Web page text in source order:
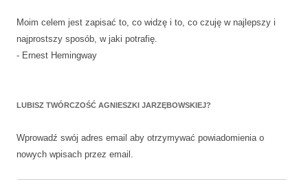
Moim celem jest zapisać to, co widzę i to, co czuję w najlepszy i
najprostszy sposób, w jaki potrafię.
- Ernest Hemingway
LUBISZ TWÓRCZOŚĆ AGNIESZKI JARZĘBOWSKIEJ?
Wprowadź swój adres email aby otrzymywać powiadomienia o
nowych wpisach przez email.